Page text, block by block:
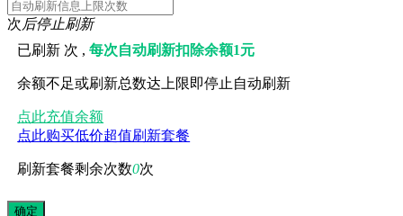
次后停止刷新
已刷新 次 ,每次自动刷新扣除余额1元
余额不足或刷新总数达上限即停止自动刷新
点此充值余额
点此购买低价超值刷新套餐
刷新套餐剩余次数0次